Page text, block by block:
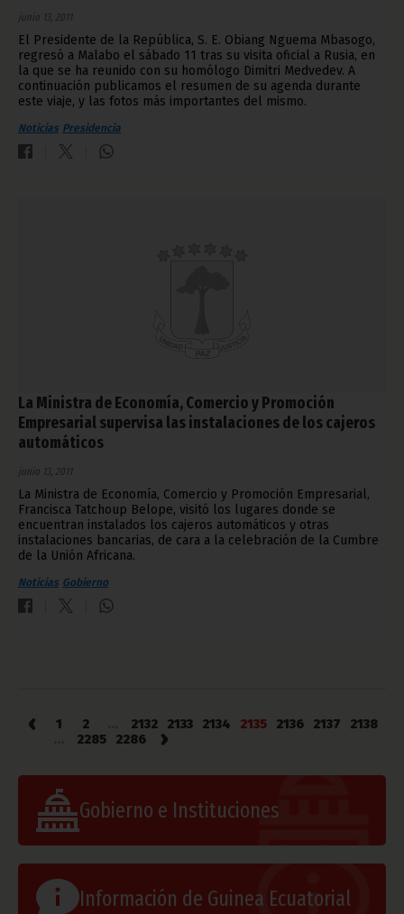
junio 13, 2011
El Presidente de la República, S. E. Obiang Nguema Mbasogo,
regresó a Malabo el sábado 11 tras su visita oficial a Rusia, en
la que se ha reunido con su homólogo Dimitri Medvedev. A
continuación publicamos el resumen de su agenda durante
este viaje, y las fotos más importantes del mismo.
Noticias Presidencia
La Ministra de Economía, Comercio y Promoción
Empresarial supervisa las instalaciones de los cajeros
automáticos
junio 13, 2011
La Ministra de Economía, Comercio y Promoción Empresarial,
Francisca Tatchoup Belope, visitó los lugares donde se
encuentran instalados los cajeros automáticos y otras
instalaciones bancarias, de cara a la celebración de la Cumbre
de la Unión Africana.
Noticias Gobierno
‹ 1 2 2132 2133 2134 2135 2136 2137
2138
2285 2286 ›
Gobierno e Instituciones
Información de Guinea Ecuatorial